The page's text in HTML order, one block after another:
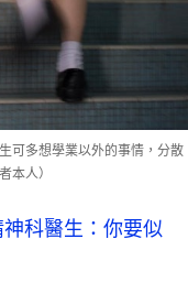
可多想學業以外的事情，分散
本人）
神科醫生：你要似